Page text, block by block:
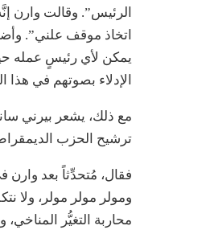
الرئيس”. وقالت وارن
اتخاذ موقف علني”.
يمكن لأي رئيسٍ عمله
الإدلاء بصوتهم في هذا
مع ذلك، يشعر بيرني
ترشيح الحزب
ومولر مولر مولر، ولا
محاربة التغيُّر